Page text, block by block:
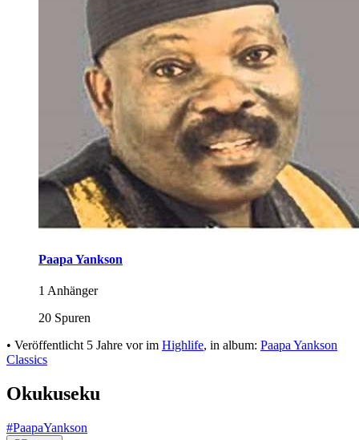
Paapa Yankson
1 Anhänger
20 Spuren
• Veröffentlicht 5 Jahre vorim Highlife, in album: Paapa Yankson
Classics
Okukuseku
#PaapaYankson